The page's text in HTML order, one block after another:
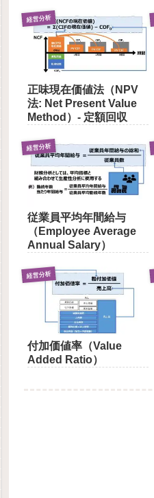
経営分析
正味現在価値法（NPV
法: Net Present Value
Method）- 定額回収
経営分析
従業員平均年間給与
（Employee Average
Annual Salary）
経営分析
付加価値率（Value
Added Ratio）